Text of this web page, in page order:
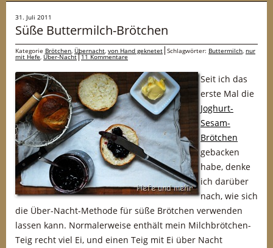
31. Juli 2011
Süße Buttermilch-Brötchen
Kategorie Brötchen, Übernacht, von Hand geknetet Schlagwörter: Buttermilch, nur
mit Hefe, Über-Nacht 11 Kommentare
Seit ich das
erste Mal die
Joghurt-
Sesam-
Brötchen
gebacken
habe, denke
ich darüber
nach, wie sich
die Über-Nacht-Methode für süße Brötchen verwenden
lassen kann. Normalerweise enthält mein Milchbrötchen-
Teig recht viel Ei, und einen Teig mit Ei über Nacht